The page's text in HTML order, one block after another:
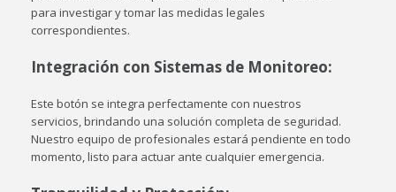
para investigar y tomar las medidas legales
correspondientes.
Integración con Sistemas de Monitoreo:
Este botón se integra perfectamente con nuestros
servicios, brindando una solución completa de seguridad.
Nuestro equipo de profesionales estará pendiente en todo
momento, listo para actuar ante cualquier emergencia.